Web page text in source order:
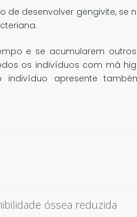
desenvolver gengivite, se
e se acumularem
os indivíduos com má
apresente
óssea reduzida